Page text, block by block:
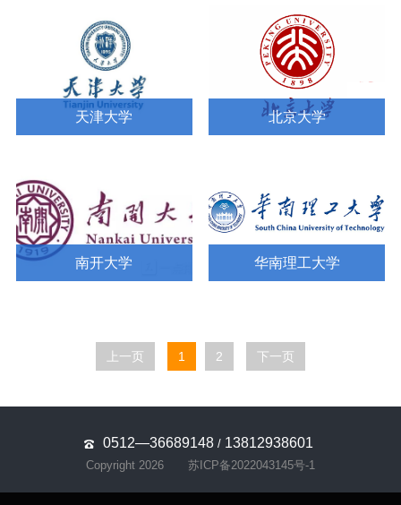
天津大学 北京大学
南开大学 华南理工大学
上一页 1 2 下一页
0512—36689148 / 13812938601
Copyright 2026 苏ICP备2022043145号-1